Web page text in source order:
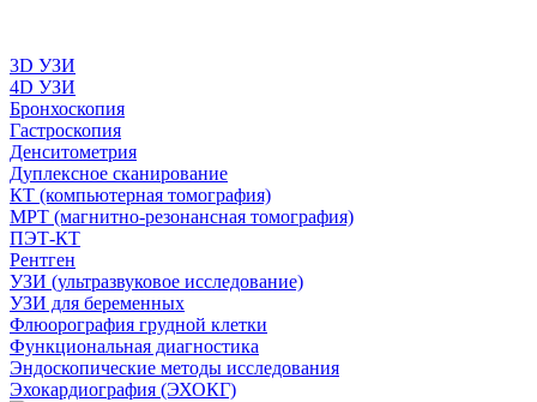
3D УЗИ
4D УЗИ
Бронхоскопия
Гастроскопия
Денситометрия
Дуплексное сканирование
КТ (компьютерная томография)
МРТ (магнитно-резонансная томография)
ПЭТ-КТ
Рентген
УЗИ (ультразвуковое исследование)
УЗИ для беременных
Флюорография грудной клетки
Функциональная диагностика
Эндоскопические методы исследования
Эхокардиография (ЭХОКГ)